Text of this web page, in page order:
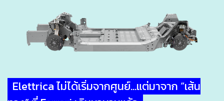
Elettrica ไม่ได้เริ่มจากศูนย์…แต่มาจาก “เส้น